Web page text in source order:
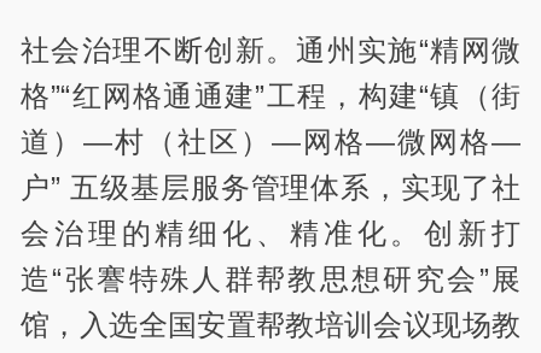
社会治理不断创新。通州实施“精网微
格”“红网格通通建”工程，构建“镇（街
道）—村（社区）—网格—微网格—
户” 五级基层服务管理体系，实现了社
会治理的精细化、精准化。创新打
造“张謇特殊人群帮教思想研究会”展
馆，入选全国安置帮教培训会议现场教